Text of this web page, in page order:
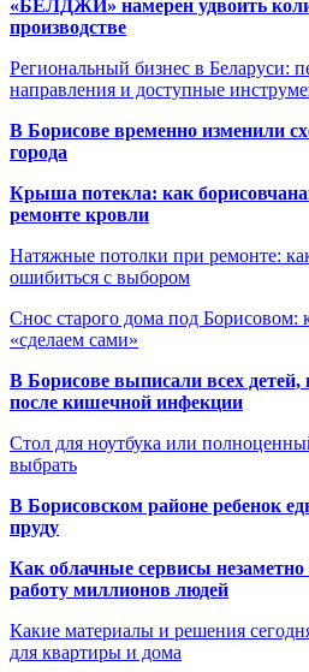
«БЕЛДЖИ» намерен удвоить
производстве
Региональный бизнес в Беларуси:
направления и доступные
В Борисове временно изменили
города
Крыша потекла: как
ремонте кровли
Натяжные потолки при ремонте:
ошибиться с выбором
Снос старого дома под Борисовом:
«сделаем сами»
В Борисове выписали всех
после кишечной инфекции
Стол для ноутбука или
выбрать
В Борисовском районе ребенок
пруду
Как облачные сервисы
работу миллионов людей
Какие материалы и решения
для квартиры и дома